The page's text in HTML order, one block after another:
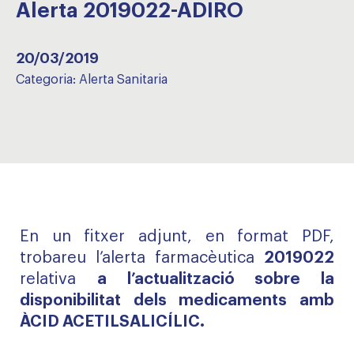
Alerta 2019022-ADIRO
20/03/2019
Categoria: Alerta Sanitaria
En un fitxer adjunt, en format PDF,
trobareu l’alerta farmacèutica 2019022
relativa a l’actualització sobre la
disponibilitat dels medicaments amb
ÀCID ACETILSALICÍLIC.